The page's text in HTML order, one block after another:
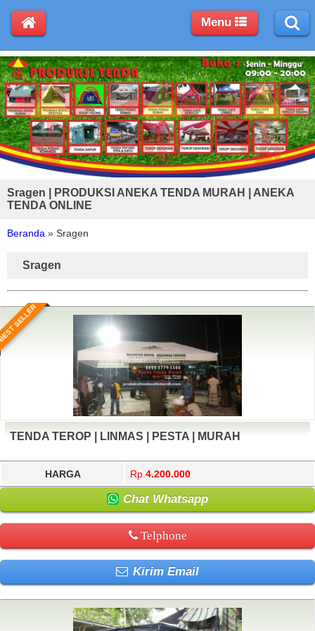
Sragen | PRODUKSI ANEKA TENDA MURAH | ANEKA
TENDA ONLINE
Beranda » Sragen
Sragen
SELLER
TENDA TEROP | LINMAS | PESTA | MURAH
HARGA Rp. 4.200.000
Chat Whatsapp
Telphone
Kirim Email
Menu